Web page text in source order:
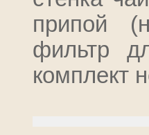
припой
фильтр
комплект